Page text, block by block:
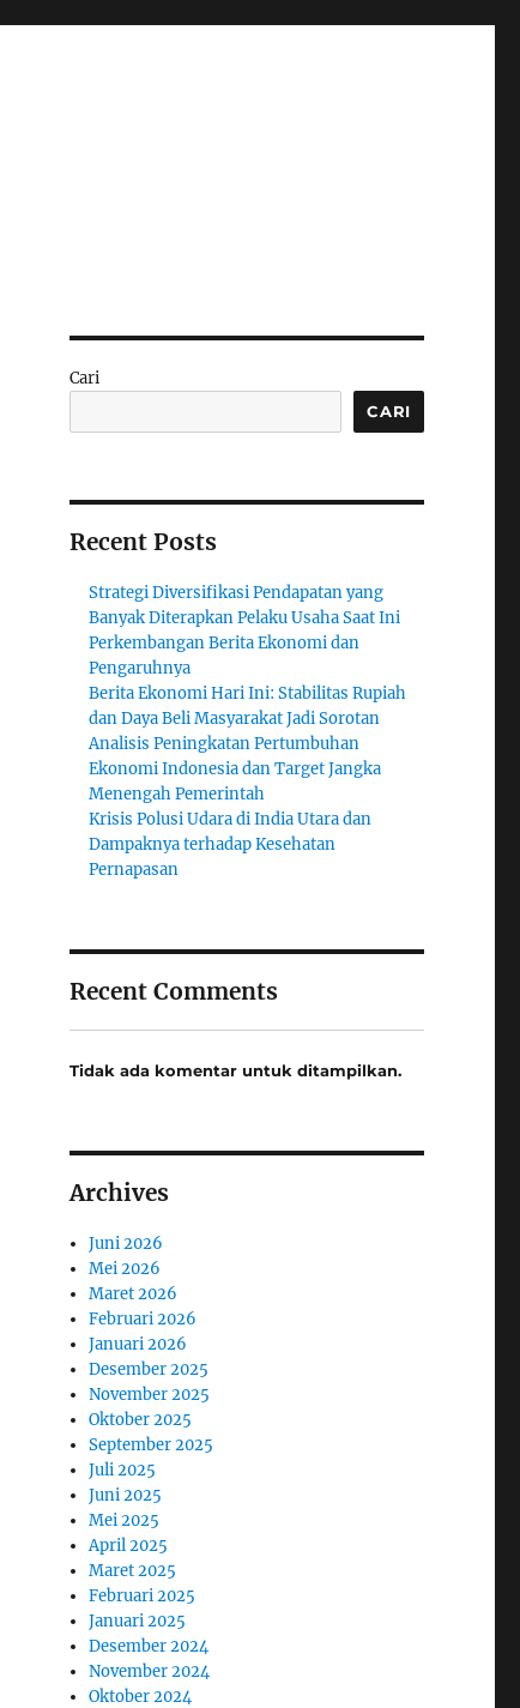
Cari
CARI
Recent Posts
Strategi Diversifikasi Pendapatan yang
Banyak Diterapkan Pelaku Usaha Saat Ini
Perkembangan Berita Ekonomi dan
Pengaruhnya
Berita Ekonomi Hari Ini: Stabilitas Rupiah
dan Daya Beli Masyarakat Jadi Sorotan
Analisis Peningkatan Pertumbuhan
Ekonomi Indonesia dan Target Jangka
Menengah Pemerintah
Krisis Polusi Udara di India Utara dan
Dampaknya terhadap Kesehatan
Pernapasan
Recent Comments
Tidak ada komentar untuk ditampilkan.
Archives
Juni 2026
Mei 2026
Maret 2026
Februari 2026
Januari 2026
Desember 2025
November 2025
Oktober 2025
September 2025
Juli 2025
Juni 2025
Mei 2025
April 2025
Maret 2025
Februari 2025
Januari 2025
Desember 2024
November 2024
Oktober 2024